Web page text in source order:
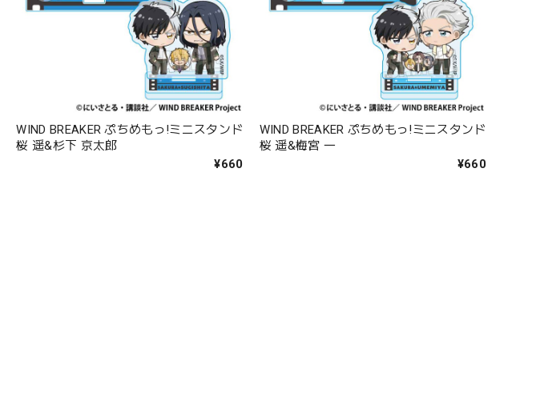
WIND BREAKER ぷちめもっ!ミニスタンド
桜 遥&杉下 京太郎
¥660
WIND BREAKER ぷちめもっ!ミニスタンド
桜 遥&梅宮 一
¥660